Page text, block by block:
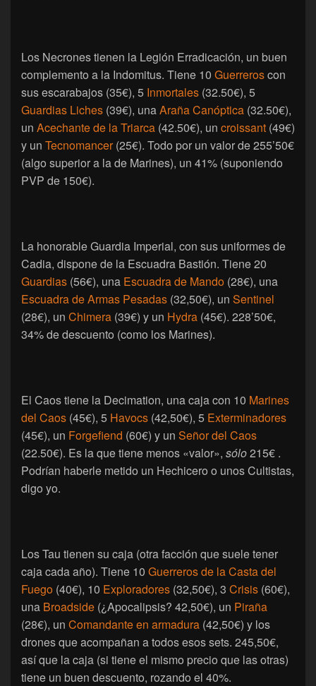
Los Necrones tienen la Legión Erradicación, un buen
complemento a la Indomitus. Tiene 10 Guerreroscon
sus escarabajos (35€), 5 Inmortales (32.50€), 5
Guardias Liches (39€), unaAraña Canóptica (32.50€),
un Acechante de la Triarca (42.50€), un croissant (49€)
y un Tecnomancer(25€). Todo por un valor de 255’50€
(algo superior a la de Marines), un 41% (suponiendo
PVP de 150€).
La honorable Guardia Imperial, con sus uniformes de
Cadia, dispone de la Escuadra Bastión. Tiene 20
Guardias (56€), una Escuadra de Mando (28€), una
Escuadra de Armas Pesadas (32,50€), un Sentinel
(28€), un Chimera (39€) y un Hydra (45€). 228’50€,
34% de descuento (como los Marines).
El Caos tiene la Decimation, una caja con 10 Marines
del Caos (45€), 5 Havocs (42,50€), 5 Exterminadores
(45€), un Forgefiend (60€) y un Señor del Caos
(22.50€). Es la que tiene menos «valor», sólo215€ .
Podrían haberle metido un Hechicero o unos Cultistas,
digo yo.
Los Tau tienen su caja (otra facción que suele tener
caja cada año). Tiene 10 Guerreros de la Casta del
Fuego (40€), 10 Exploradores (32,50€), 3 Crisis (60€),
una Broadside (¿Apocalipsis? 42,50€), un Piraña
(28€), un Comandante en armadura (42,50€) y los
drones que acompañan a todos esos sets. 245,50€,
así que la caja (si tiene el mismo precio que las otras)
tiene un buen descuento, rozando el 40%.